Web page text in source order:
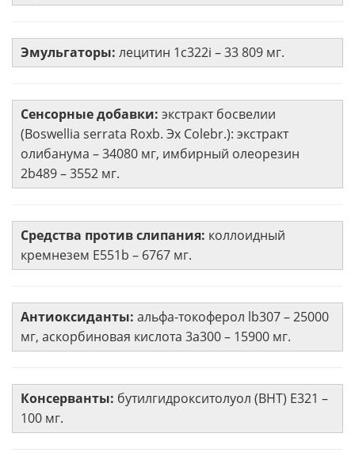
Эмульгаторы: лецитин 1c322i – 33 809 мг.
Сенсорные добавки: экстракт босвелии
(Boswellia serrata Roxb. Эх Colebr.): экстракт
олибанума – 34080 мг, имбирный олеорезин
2b489 – 3552 мг.
Средства против слипания: коллоидный
кремнезем Е551b – 6767 мг.
Антиоксиданты: альфа-токоферол lb307 – 25000
мг, аскорбиновая кислота 3a300 – 15900 мг.
Консерванты: бутилгидрокситолуол (BHT) E321 –
100 мг.